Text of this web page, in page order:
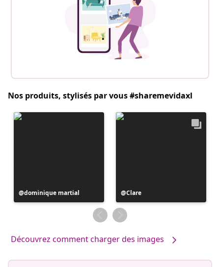
Nos produits, stylisés par vous #sharemevidaxl
Publication
publiée
dominique martial
Publication
publiée
par
Clare
Découvrez comment charger des images